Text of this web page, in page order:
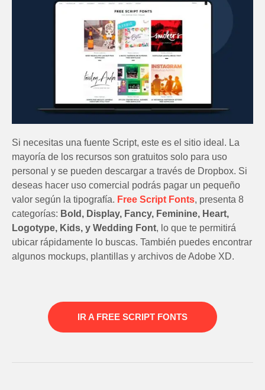
Si necesitas una fuente Script, este es el sitio ideal. La
mayoría de los recursos son gratuitos solo para uso
personal y se pueden descargar a través de Dropbox. Si
deseas hacer uso comercial podrás pagar un pequeño
valor según la tipografía. Free Script Fonts, presenta 8
categorías: Bold, Display, Fancy, Feminine, Heart,
Logotype, Kids, y Wedding Font, lo que te permitirá
ubicar rápidamente lo buscas. También puedes encontrar
algunos mockups, plantillas y archivos de Adobe XD.
IR A FREE SCRIPT FONTS